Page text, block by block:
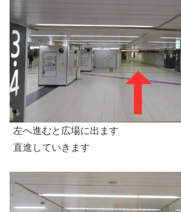
左へ進むと広場に出ます
直進していきます